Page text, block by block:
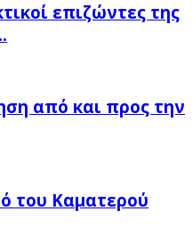
επιζώντες της
από και προς την
του Καματερού